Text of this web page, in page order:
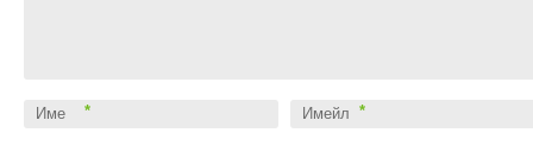
Име * Имейл *